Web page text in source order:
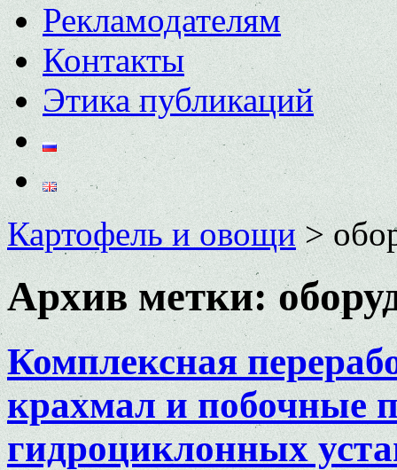
Рекламодателям
Контакты
Этика публикаций
Картофель и овощи>
Архив метки:
Комплексная
крахмал и побочные
гидроциклонных